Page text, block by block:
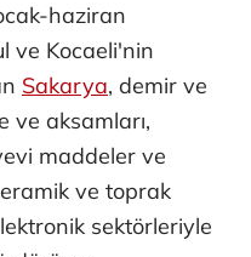
haziran
ve Kocaeli'nin
Sakarya, demir ve
ve aksamları,
maddeler ve
ve toprak
sektörleriyle